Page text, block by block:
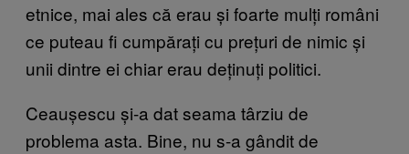
etnice, mai ales că erau și foarte mulți români
ce puteau fi cumpărați cu prețuri de nimic și
unii dintre ei chiar erau deținuți politici.
Ceaușescu și-a dat seama târziu de
problema asta. Bine, nu s-a gândit de